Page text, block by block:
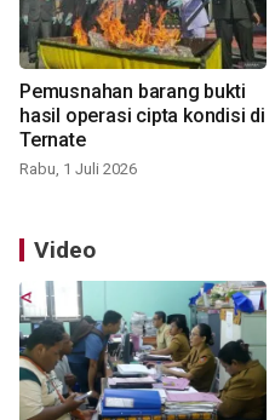
Pemusnahan barang bukti
hasil operasi cipta kondisi di
Ternate
Rabu, 1 Juli 2026
Video